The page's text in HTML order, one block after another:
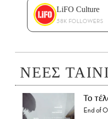
LiFO Culture
58K FOLLOWERS
ΝΕΕΣ
Το
End of